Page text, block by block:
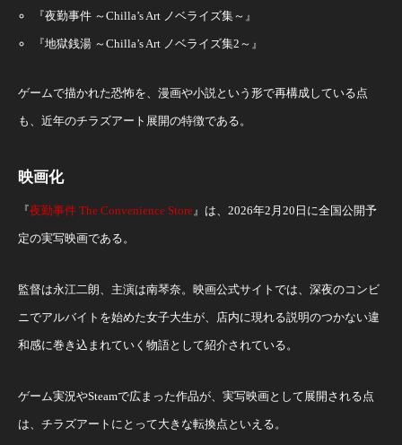
『夜勤事件 ～Chilla’s Art ノベライズ集～』
『地獄銭湯 ～Chilla’s Art ノベライズ集2～』
ゲームで描かれた恐怖を、漫画や小説という形で再構成している点
も、近年のチラズアート展開の特徴である。
映画化
『夜勤事件 The Convenience Store』は、2026年2月20日に全国公開予
定の実写映画である。
監督は永江二朗、主演は南琴奈。映画公式サイトでは、深夜のコンビ
ニでアルバイトを始めた女子大生が、店内に現れる説明のつかない違
和感に巻き込まれていく物語として紹介されている。
ゲーム実況やSteamで広まった作品が、実写映画として展開される点
は、チラズアートにとって大きな転換点といえる。